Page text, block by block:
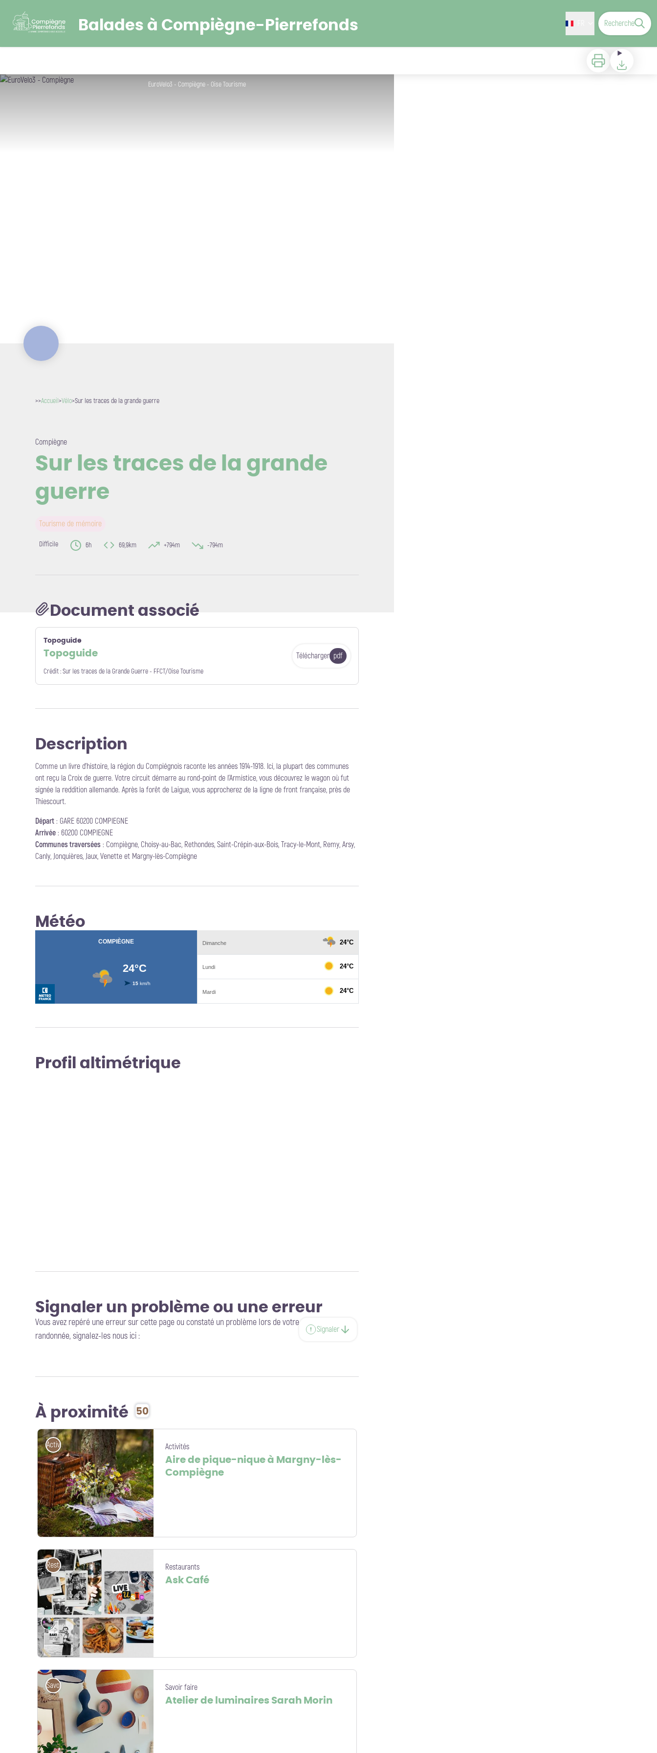
Balades à Compiègne-Pierrefonds Recherche
Imprimer Télécharger
EuroVelo3 - Compiègne - Oise Tourisme
>>Accueil>Vélo>Sur les traces de la grande guerre
Compiègne
Sur les traces de la grande
guerre
Tourisme de mémoire
Difficile 6h 69,9km +794m -794m
Document associé
Topoguide
Topoguide
Crédit :Sur les traces de la Grande Guerre - FFCT/Oise Tourisme
Télécharger pdf
Description
Comme un livre d’histoire, la région du Compiégnois raconte les années 1914-1918. Ici, la plupart des communes
ont reçu la Croix de guerre. Votre circuit démarre au rond-point de l’Armistice, vous découvrez le wagon où fut
signée la reddition allemande. Après la forêt de Laigue, vous approcherez de la ligne de front française, près de
Thiescourt.
Départ : GARE 60200 COMPIEGNE
Arrivée : 60200 COMPIEGNE
Communes traversées : Compiègne, Choisy-au-Bac, Rethondes, Saint-Crépin-aux-Bois, Tracy-le-Mont, Remy, Arsy,
Canly, Jonquières, Jaux, Venette et Margny-lès-Compiègne
Météo
Profil altimétrique
Signaler un problème ou une erreur
Vous avez repéré une erreur sur cette page ou constaté un problème lors de votre
randonnée, signalez-les nous ici :
Signaler
À proximité 50
Activités Activités
Aire de pique-nique à Margny-lès-
Compiègne
Restaurants Restaurants
Ask Café
Savoir faire Savoir faire
Atelier de luminaires Sarah Morin